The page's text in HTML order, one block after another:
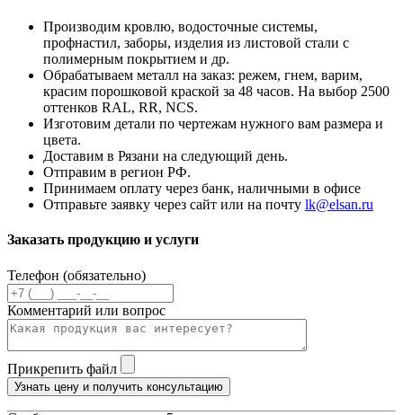
Производим кровлю, водосточные системы,
профнастил, заборы, изделия из листовой стали с
полимерным покрытием и др.
Обрабатываем металл на заказ: режем, гнем, варим,
красим порошковой краской за 48 часов. На выбор 2500
оттенков RAL, RR, NCS.
Изготовим детали по чертежам нужного вам размера и
цвета.
Доставим в Рязани на следующий день.
Отправим в регион РФ.
Принимаем оплату через банк, наличными в офисе
Отправьте заявку через сайт или на почту lk@elsan.ru
Заказать продукцию и услуги
Телефон (обязательно)
Комментарий или вопрос
Прикрепить файл
Узнать цену и получить консультацию